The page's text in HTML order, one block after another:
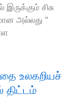
இருக்கும் சிசு
அல்லது “
உலகறியச்
திட்டம்